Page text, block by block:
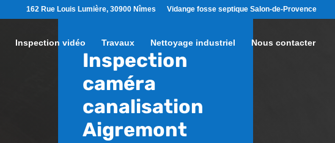
162 Rue Louis Lumière, 30900 Nîmes Vidange fosse septique Salon-de-Provence
Inspection vidéo Travaux Nettoyage industriel Nous contacter
Inspection
caméra
canalisation
Aigremont